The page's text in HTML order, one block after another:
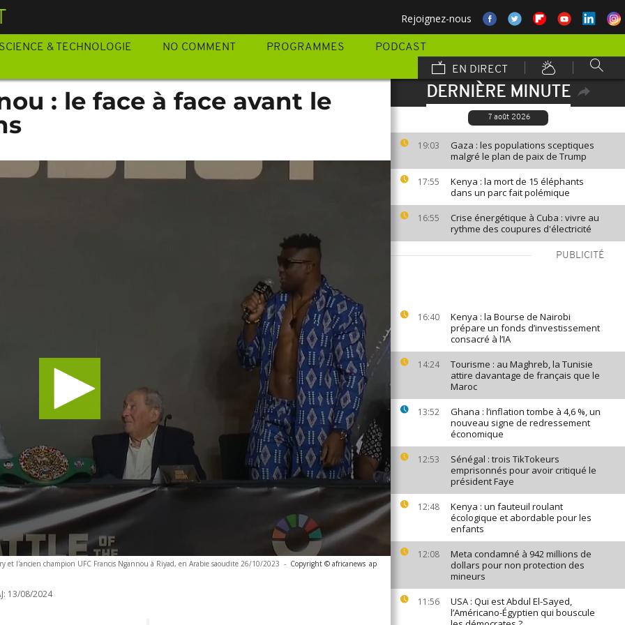
Rejoignez-nous
SCIENCE & TECHNOLOGIE NO COMMENT PROGRAMMES
PODCAST
EN DIRECT
DERNIÈRE MINUTE
7 août 2026
19:03
Gaza : les populations sceptiques
malgré le plan de paix de Trump
17:55
Kenya : la mort de 15 éléphants
dans un parc fait polémique
16:55
Crise énergétique à Cuba : vivre au
rythme des coupures d'électricité
PUBLICITÉ
16:40
Kenya : la Bourse de Nairobi
prépare un fonds d’investissement
consacré à l’IA
14:24
Tourisme : au Maghreb, la Tunisie
attire davantage de français que le
Maroc
13:52
Ghana : l’inflation tombe à 4,6 %, un
nouveau signe de redressement
économique
12:53
Sénégal : trois TikTokeurs
emprisonnés pour avoir critiqué le
président Faye
12:48
Kenya : un fauteuil roulant
écologique et abordable pour les
enfants
12:08
Meta condamné à 942 millions de
dollars pour non protection des
mineurs
11:56
USA : Qui est Abdul El-Sayed,
l’Américano-Égyptien qui bouscule
: le face à face avant le
et l'ancien champion UFC Francis Ngannou à Riyad, en Arabie saoudite 26/10/2023 - Copyright © africanews ap
13/08/2024